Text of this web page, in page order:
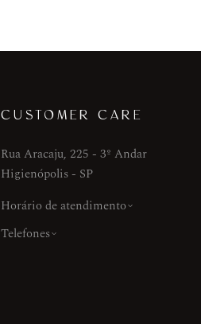
CUSTOMER CARE
Rua Aracaju, 225 - 3º Andar
Higienópolis - SP
Horário de atendimento
Telefones